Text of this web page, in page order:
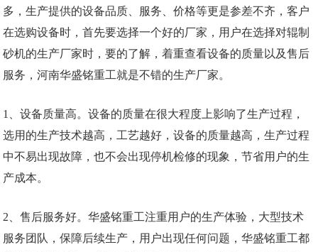
多，生产提供的设备品质、服务、价格等更是参差不齐，客户
在选购设备时，首先要选择一个好的厂家，用户在选择对辊制
砂机的生产厂家时，要的了解，着重查看设备的质量以及售后
服务，河南华盛铭重工就是不错的生产厂家。
1、设备质量高。设备的质量在很大程度上影响了生产过程，
选用的生产技术越高，工艺越好，设备的质量越高，生产过程
中不易出现故障，也不会出现停机检修的现象，节省用户的生
产成本。
2、售后服务好。华盛铭重工注重用户的生产体验，大型技术
服务团队，保障后续生产，用户出现任何问题，华盛铭重工都